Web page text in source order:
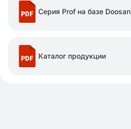
Серия Prof на базе Doosan
Каталог продукции